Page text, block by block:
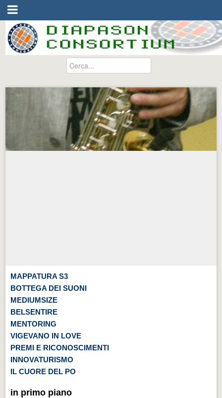
MAPPATURA S3
BOTTEGA DEI SUONI
MEDIUMSIZE
BELSENTIRE
MENTORING
VIGEVANO IN LOVE
PREMI E RICONOSCIMENTI
INNOVATURISMO
IL CUORE DEL PO
in primo piano